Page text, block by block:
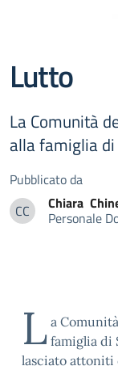
Lutto
La Comunità
alla famiglia
Pubblicato da
CCChiara Chinello
Chiara
Personale
L a
famiglia di
lasciato attoniti